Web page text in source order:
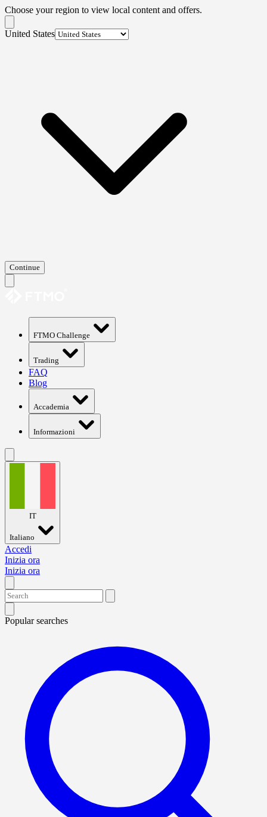
Choose your region to view local content and offers.
United States
Continue
FTMO Challenge
Trading
FAQ
Blog
Accademia
Informazioni
IT
Italiano
Accedi
Inizia ora
Inizia ora
Popular searches